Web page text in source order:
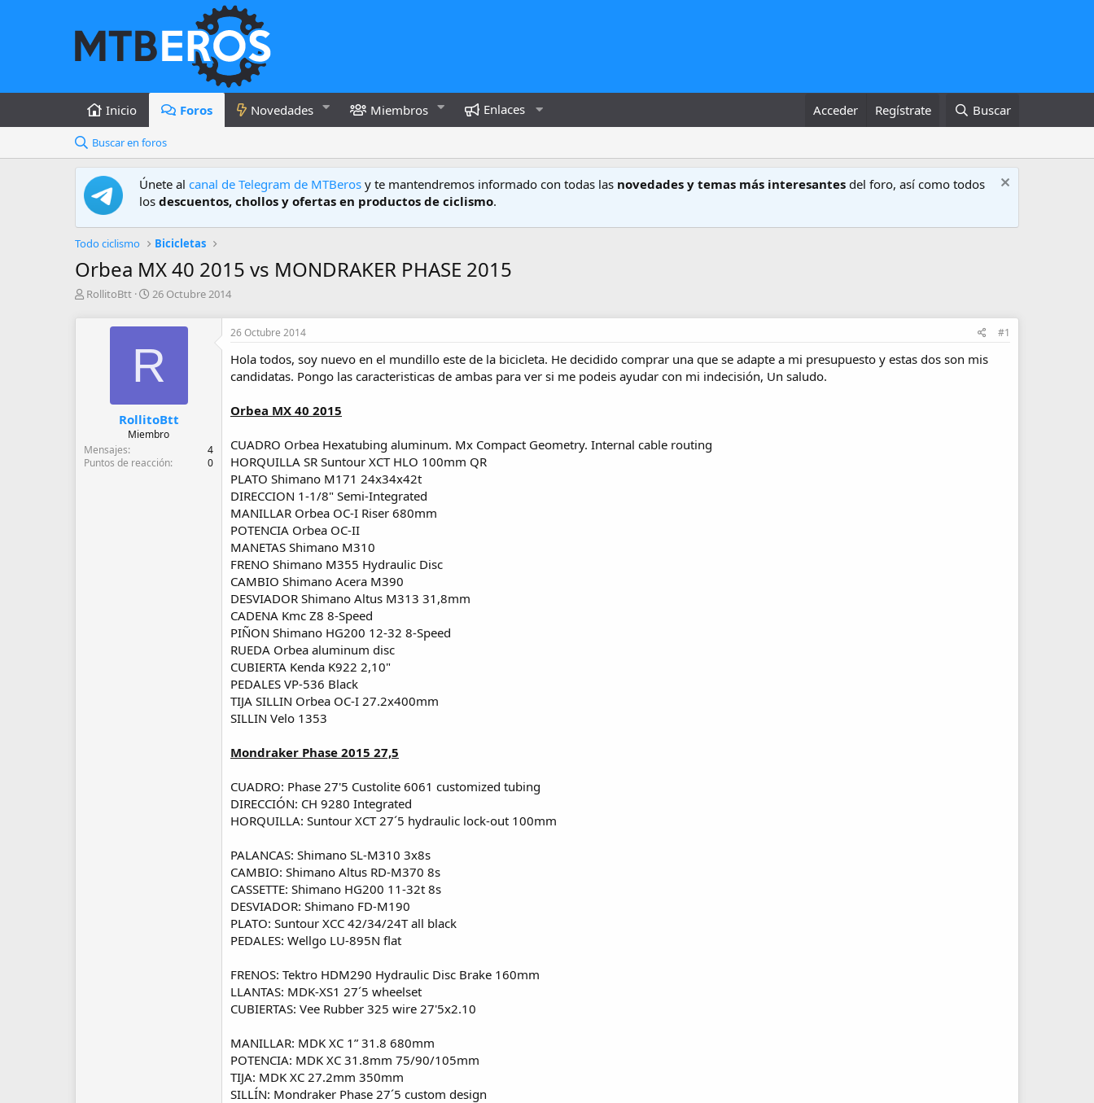
Inicio Foros Novedades Miembros Enlaces Acceder Regístrate Buscar
Buscar en foros
Únete al canal de Telegram de MTBeros y te mantendremos informado con todas las novedades y temas más interesantes del foro, así como todos
los descuentos, chollos y ofertas en productos de ciclismo.
Todo ciclismo Bicicletas
Orbea MX 40 2015 vs MONDRAKER PHASE 2015
A
RollitoBtt
F
a
d
e
i
c
o
26 Octubre 2014
R
RollitoBtt
Miembro
Mensajes
4
Puntos de reacción
0
26 Octubre 2014 #1
Hola todos, soy nuevo en el mundillo este de la bicicleta. He decidido comprar una que se adapte a mi presupuesto y estas dos son mis
candidatas. Pongo las caracteristicas de ambas para ver si me podeis ayudar con mi indecisión, Un saludo.
Orbea MX 40 2015
CUADRO Orbea Hexatubing aluminum. Mx Compact Geometry. Internal cable routing
HORQUILLA SR Suntour XCT HLO 100mm QR
PLATO Shimano M171 24x34x42t
DIRECCION 1-1/8" Semi-Integrated
MANILLAR Orbea OC-I Riser 680mm
POTENCIA Orbea OC-II
MANETAS Shimano M310
FRENO Shimano M355 Hydraulic Disc
CAMBIO Shimano Acera M390
DESVIADOR Shimano Altus M313 31,8mm
CADENA Kmc Z8 8-Speed
PIÑON Shimano HG200 12-32 8-Speed
RUEDA Orbea aluminum disc
CUBIERTA Kenda K922 2,10"
PEDALES VP-536 Black
TIJA SILLIN Orbea OC-I 27.2x400mm
SILLIN Velo 1353
Mondraker Phase 2015 27,5
CUADRO: Phase 27'5 Custolite 6061 customized tubing
DIRECCIÓN: CH 9280 Integrated
HORQUILLA: Suntour XCT 27´5 hydraulic lock-out 100mm
PALANCAS: Shimano SL-M310 3x8s
CAMBIO: Shimano Altus RD-M370 8s
CASSETTE: Shimano HG200 11-32t 8s
DESVIADOR: Shimano FD-M190
PLATO: Suntour XCC 42/34/24T all black
PEDALES: Wellgo LU-895N flat
FRENOS: Tektro HDM290 Hydraulic Disc Brake 160mm
LLANTAS: MDK-XS1 27´5 wheelset
CUBIERTAS: Vee Rubber 325 wire 27'5x2.10
MANILLAR: MDK XC 1” 31.8 680mm
POTENCIA: MDK XC 31.8mm 75/90/105mm
TIJA: MDK XC 27.2mm 350mm
SILLÍN: Mondraker Phase 27´5 custom design